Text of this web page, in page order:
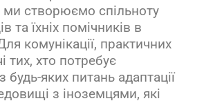
ми створюємо спільноту
та їхніх помічників в
комунікації, практичних
тих, хто потребує
будь-яких питань адаптації
з іноземцями, які